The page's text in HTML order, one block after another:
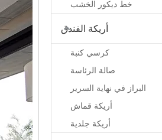
خط ديكور الخشب
أريكة الفندق
كرسي كنبة
صالة الرئاسة
البراز في نهاية السرير
أريكة قماش
أريكة جلدية